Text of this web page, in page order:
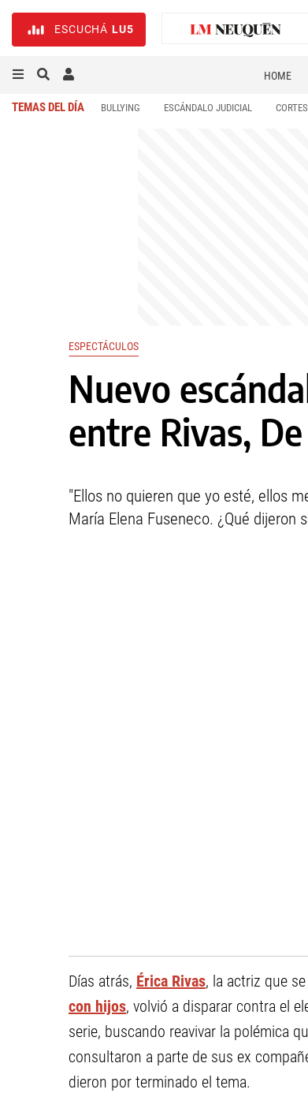
ESCUCHÁ LU5
HOME
TEMAS DEL DÍA BULLYING ESCÁNDALO JUDICIAL
ESPECTÁCULOS
Nuevo
entre Rivas,
"Ellos no quieren que yo esté, ellos
María Elena Fuseneco. ¿Qué dijeron
Días atrás, Érica Rivas, la actriz que
con hijos, volvió a disparar contra el
serie, buscando reavivar la polémica
consultaron a parte de sus ex
dieron por terminado el tema.